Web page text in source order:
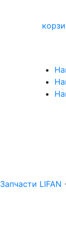
Запчасти LIFAN